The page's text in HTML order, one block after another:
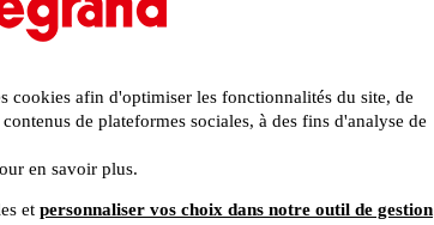
cookies afin d'optimiser les fonctionnalités du site, de
de plateformes sociales, à des fins d'analyse de
en savoir plus.
et personnaliser vos choix dans notre outil de gestion